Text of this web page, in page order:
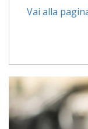
Vai alla